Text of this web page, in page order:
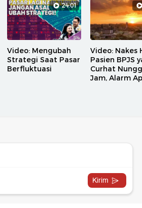
24:01
Video: Mengubah
Strategi Saat Pasar
Berfluktuasi
Video: Nakes
Pasien BPJS
Curhat
Jam, Alarm